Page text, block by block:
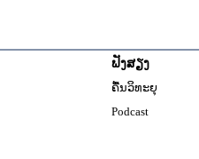
ຟັງສຽງ
ຄື້ນວິທະຍຸ
Podcast